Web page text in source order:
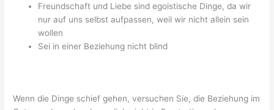
Freundschaft und Liebe sind egoistische Dinge, da wir
nur auf uns selbst aufpassen, weil wir nicht allein sein
wollen
Sei in einer Beziehung nicht blind
Wenn die Dinge schief gehen, versuchen Sie, die Beziehung im